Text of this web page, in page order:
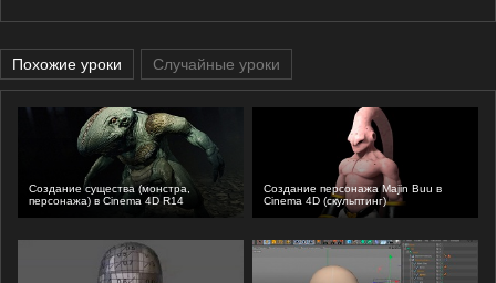
Похожие уроки Случайные уроки
Создание существа (монстра,
персонажа) в Cinema 4D R14
Создание персонажа Majin Buu в
Cinema 4D (скульптинг)